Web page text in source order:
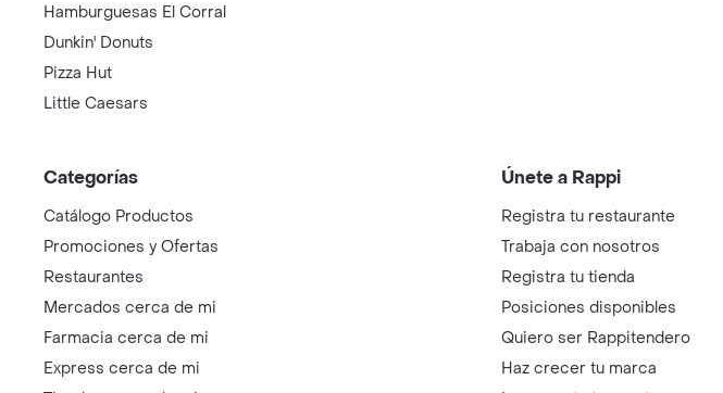
Hamburguesas El Corral
Dunkin' Donuts
Pizza Hut
Little Caesars
Categorías
Catálogo Productos
Promociones y Ofertas
Restaurantes
Mercados cerca de mi
Farmacia cerca de mi
Express cerca de mi
Únete a Rappi
Registra tu restaurante
Trabaja con nosotros
Registra tu tienda
Posiciones disponibles
Quiero ser Rappitendero
Haz crecer tu marca